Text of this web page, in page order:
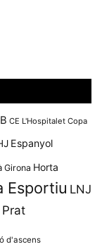
CE L'Hospitalet Copa
Espanyol
Girona Horta
Esportiu LNJ
Prat
d'ascens